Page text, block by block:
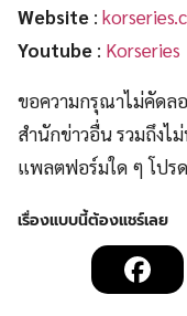
Website :
Youtube : Korseries
ขอความกรุณาไม่คัดล
สำนักข่าวอื่น รวมถึงไ
แพลตฟอร์มใด ๆ โปร